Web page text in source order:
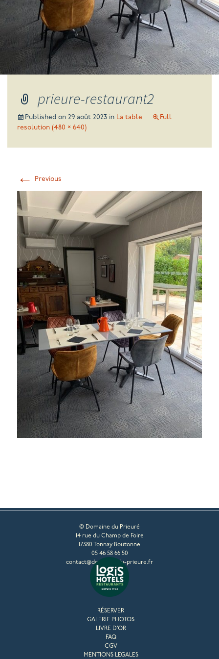
prieure-restaurant2
Published on 29 août 2023 in La table
Full
resolution (480 × 640)
← Previous
© Domaine du Prieuré
14 rue du Champ de Foire
17380 Tonnay Boutonne
05 46 58 66 50
contact@domaine-du-prieure.fr
RÉSERVER
GALERIE PHOTOS
LIVRE D’OR
FAQ
CGV
MENTIONS LEGALES